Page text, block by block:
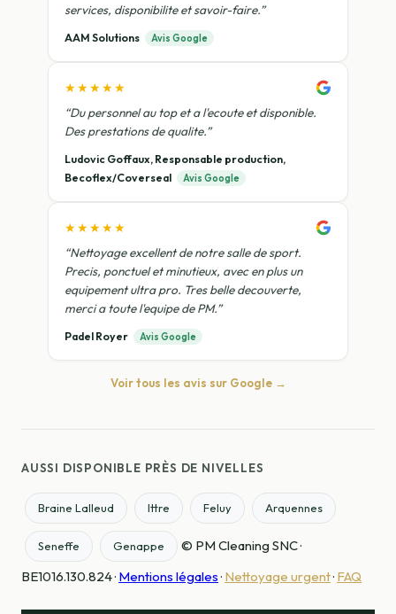
services, disponibilite et savoir-faire.”
AAM Solutions Avis Google
★★★★★
“Du personnel au top et a l'ecoute et disponible.
Des prestations de qualite.”
Ludovic Goffaux, Responsable production,
Becoflex/Coverseal
Avis Google
★★★★★
“Nettoyage excellent de notre salle de sport.
Precis, ponctuel et minutieux, avec en plus un
equipement ultra pro. Tres belle decouverte,
merci a toute l'equipe de PM.”
Padel Royer Avis Google
Voir tous les avis sur Google →
AUSSI DISPONIBLE PRÈS DE NIVELLES
Braine Lalleud Ittre Feluy Arquennes
Seneffe Genappe
© PM Cleaning SNC ·
BE1016.130.824 · Mentions légales· Nettoyage urgent· FAQ